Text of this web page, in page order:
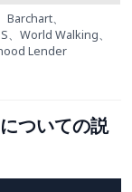
Barchart、
、World Walking、
Lender
ついての説